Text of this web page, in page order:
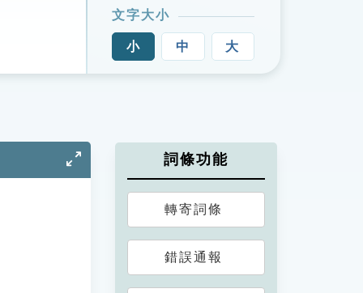
文字大小
小 中 大
詞條功能
轉寄詞條
錯誤通報